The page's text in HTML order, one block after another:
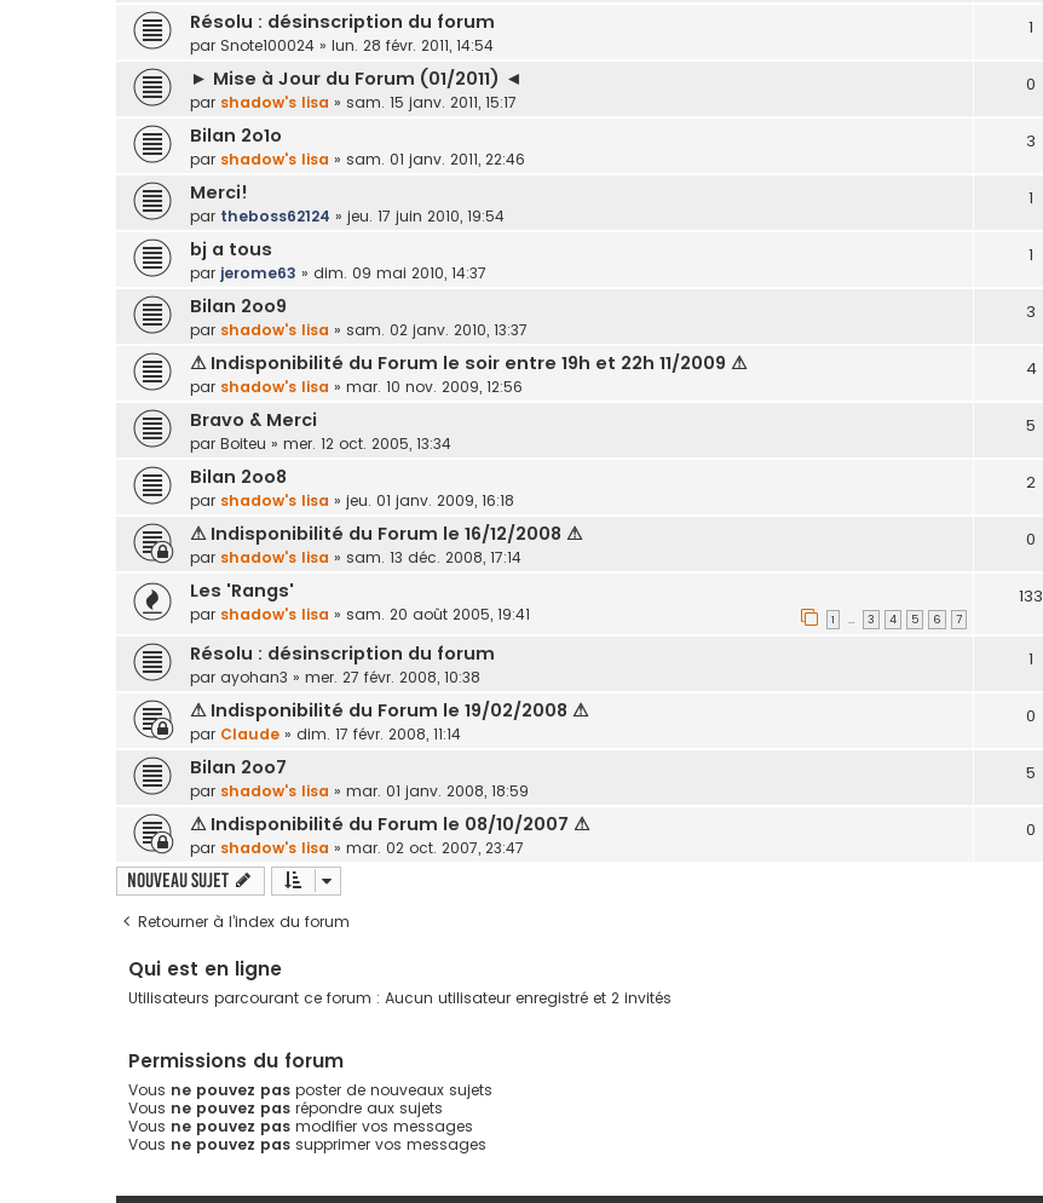
Résolu : désinscription du forum
par Snote100024 » lun. 28 févr. 2011, 14:54
1
► Mise à Jour du Forum (01/2011) ◄
par shadow's lisa » sam. 15 janv. 2011, 15:17
0
Bilan 2o1o
par shadow's lisa » sam. 01 janv. 2011, 22:46
3
Merci!
par theboss62124 » jeu. 17 juin 2010, 19:54
1
bj a tous
par jerome63 » dim. 09 mai 2010, 14:37
1
Bilan 2oo9
par shadow's lisa » sam. 02 janv. 2010, 13:37
3
⚠ Indisponibilité du Forum le soir entre 19h et 22h 11/2009 ⚠
par shadow's lisa » mar. 10 nov. 2009, 12:56
4
Bravo & Merci
par Boiteu » mer. 12 oct. 2005, 13:34
5
Bilan 2oo8
par shadow's lisa » jeu. 01 janv. 2009, 16:18
2
⚠ Indisponibilité du Forum le 16/12/2008 ⚠
par shadow's lisa » sam. 13 déc. 2008, 17:14
0
Les 'Rangs'
par shadow's lisa » sam. 20 août 2005, 19:41 1 … 3 4 5 6 7
133
Résolu : désinscription du forum
par ayohan3 » mer. 27 févr. 2008, 10:38
1
⚠ Indisponibilité du Forum le 19/02/2008 ⚠
par Claude » dim. 17 févr. 2008, 11:14
0
Bilan 2oo7
par shadow's lisa » mar. 01 janv. 2008, 18:59
5
⚠ Indisponibilité du Forum le 08/10/2007 ⚠
par shadow's lisa » mar. 02 oct. 2007, 23:47
0
Nouveau sujet
Retourner à l’index du forum
Qui est en ligne
Utilisateurs parcourant ce forum : Aucun utilisateur enregistré et 2 invités
Permissions du forum
Vous ne pouvez pas poster de nouveaux sujets
Vous ne pouvez pas répondre aux sujets
Vous ne pouvez pas modifier vos messages
Vous ne pouvez pas supprimer vos messages